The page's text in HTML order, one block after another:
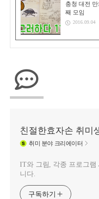
충청 대전
째 모임
2016.09.04
친절한효자손 취미
취미 분야 크리에이터
IT와 그림, 각종 프로그램
니다.
구독하기